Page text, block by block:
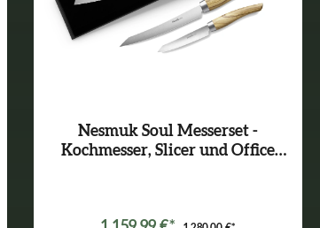
Nesmuk Soul Messerset -
Kochmesser, Slicer und Office